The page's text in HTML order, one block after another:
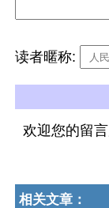
读者暱称:
欢迎您的留言
相关文章：